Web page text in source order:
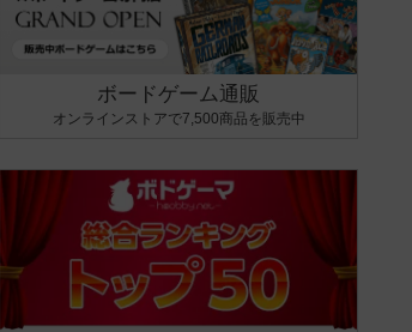
ボードゲーム通販
オンラインストアで7,500商品を販売中